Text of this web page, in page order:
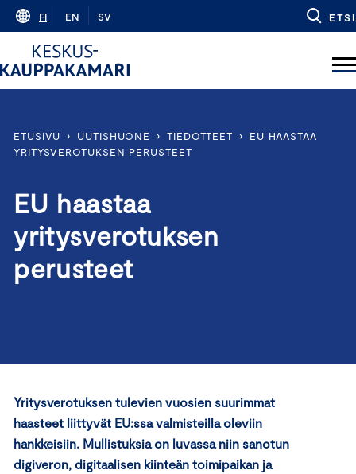
Skip
content
FI EN SV ETSI
ETUSIVU › UUTISHUONE › TIEDOTTEET ›
EU HAASTAA
YRITYSVEROTUKSEN PERUSTEET
EU haastaa
yritysverotuksen
perusteet
Yritysverotuksen tulevien vuosien suurimmat
haasteet liittyvät EU:ssa valmisteilla oleviin
hankkeisiin. Mullistuksia on luvassa niin sanotun
digiveron, digitaalisen kiinteän toimipaikan ja